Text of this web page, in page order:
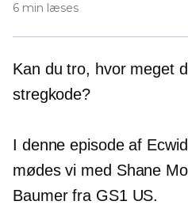
6 min læses
Kan du tro, hvor meget
stregkode?
I denne episode af
mødes vi med Shane
Baumer fra GS1 US.